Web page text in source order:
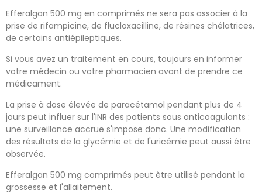
Efferalgan 500 mg en comprimés ne sera pas associer à la
prise de rifampicine, de flucloxacilline, de résines chélatrices,
de certains antiépileptiques.
Si vous avez un traitement en cours, toujours en informer
votre médecin ou votre pharmacien avant de prendre ce
médicament.
La prise à dose élevée de paracétamol pendant plus de 4
jours peut influer sur l'INR des patients sous anticoagulants :
une surveillance accrue s'impose donc. Une modification
des résultats de la glycémie et de l'uricémie peut aussi être
observée.
Efferalgan 500 mg comprimés peut être utilisé pendant la
grossesse et l'allaitement.